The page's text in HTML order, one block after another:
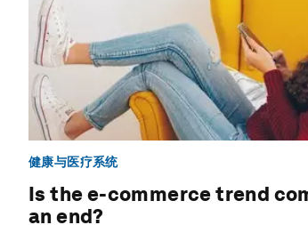
健康与医疗系统
Is the e-commerce trend
an end?